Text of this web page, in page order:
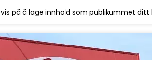
på å lage innhold som publikummet ditt